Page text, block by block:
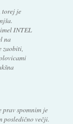
torej je
INTEL
na
zaobiti,
prav spomnim je
posledično večji.